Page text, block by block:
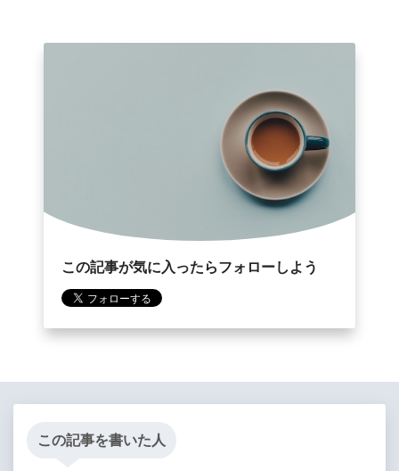
この記事が気に入ったらフォローしよう
この記事を書いた人